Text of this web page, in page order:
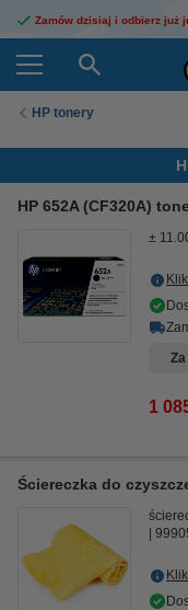
Zamów dzisiaj i odbierz już
HP tonery
HP 652A (CF320A)
±
1
Ściereczka do